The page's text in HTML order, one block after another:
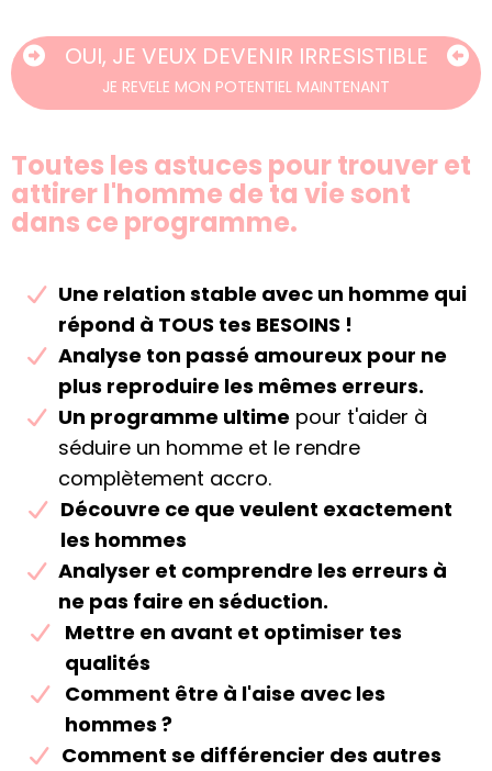
OUI, JE VEUX DEVENIR IRRESISTIBLE
JE REVELE MON POTENTIEL MAINTENANT
Toutes les astuces pour trouver et
attirer l'homme de ta vie sont
dans ce programme.
Une relation stable avec un homme qui
répond à TOUS tes BESOINS !
Analyse ton passé amoureux pour ne
plus reproduire les mêmes erreurs.
Un programme ultime pour t'aider à
séduire un homme et le rendre
complètement accro.
Découvre ce que veulent exactement
les hommes
​Analyser et comprendre les erreurs à
ne pas faire en séduction.
​Mettre en avant et optimiser tes
qualités
​Comment être à l'aise avec les
hommes ?
​Comment se différencier des autres